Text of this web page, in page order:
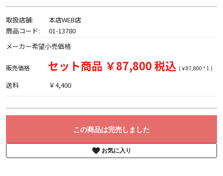
取扱店舗:
本店WEB店
商品コード:
01-13780
メーカー希望小売価格
販売価格 セット商品 ￥87,800 税込 (￥87,800 * 1 )
送料 ￥4,400
この商品は完売しました
お気に入り